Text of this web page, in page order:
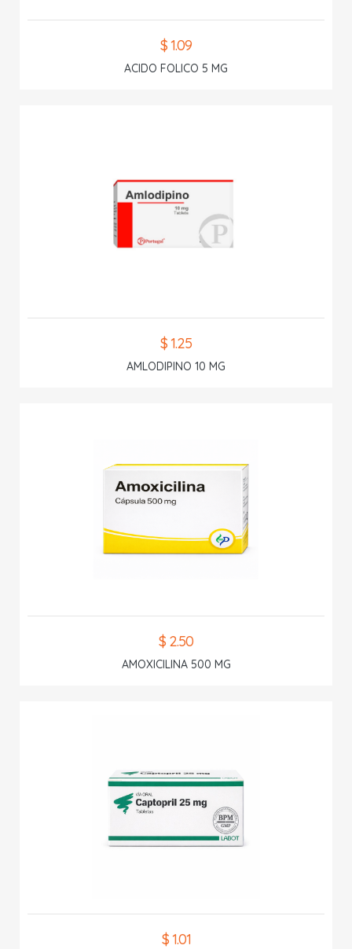
$ 1.09
ACIDO FOLICO 5 MG
$ 1.25
AMLODIPINO 10 MG
$ 2.50
AMOXICILINA 500 MG
$ 1.01